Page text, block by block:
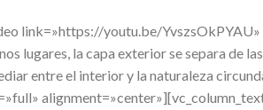
link=»https://youtu.be/
lugares, la capa exterior se separa de
entre el interior y la naturaleza